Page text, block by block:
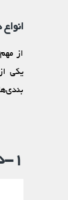
از
یکی
۱-دزدگیر فقط آژیری (دزدگیر ساده)